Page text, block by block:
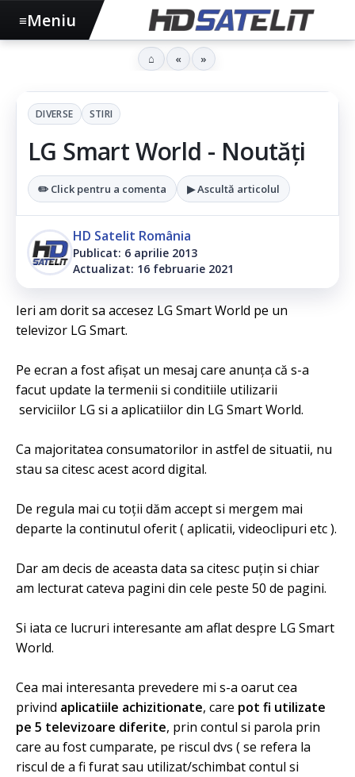
DIVERSE STIRI
LG Smart World - Noutăți
✏️ Click pentru a comenta ▶ Ascultă articolul
HD Satelit România
Publicat: 6 aprilie 2013
Actualizat: 16 februarie 2021
Ieri am dorit sa accesez LG Smart World pe un
televizor LG Smart.
Pe ecran a fost afișat un mesaj care anunța că s-a
facut update la termenii si conditiile utilizarii
serviciilor LG si a aplicatiilor din LG Smart World.
Ca majoritatea consumatorilor in astfel de situatii, nu
stau sa citesc acest acord digital.
De regula mai cu toții dăm accept si mergem mai
departe la continutul oferit ( aplicatii, videoclipuri etc ).
Dar am decis de aceasta data sa citesc puțin si chiar
am lecturat cateva pagini din cele peste 50 de pagini.
Si iata ce lucruri interesante am aflat despre LG Smart
World.
Cea mai interesanta prevedere mi s-a oarut cea
privind aplicatiile achizitionate, care pot fi utilizate
pe 5 televizoare diferite, prin contul si parola prin
care au fost cumparate, pe riscul dvs ( se refera la
riscul de a fi furat sau utilizat/schimbat contul si
≡Meniu
⌂ « »